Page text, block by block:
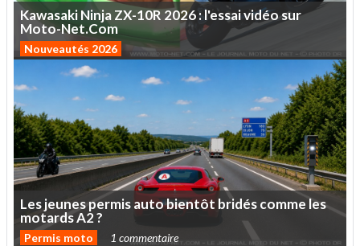
KawasakiNinjaZX-10R2026:l'essaividéosur
Moto-Net.Com
Nouveautés 2026
Lesjeunespermisautobientôt bridéscommeles
motardsA2?
Permis moto 1 commentaire